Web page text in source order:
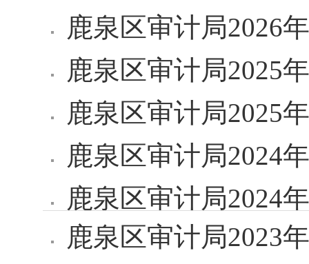
鹿泉区审计局2026
鹿泉区审计局2025
鹿泉区审计局2025
鹿泉区审计局2024
鹿泉区审计局2024
鹿泉区审计局2023